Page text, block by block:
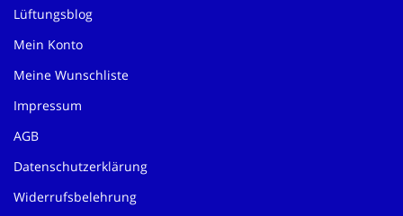
Lüftungsblog
Mein Konto
Meine Wunschliste
Impressum
AGB
Datenschutzerklärung
Widerrufsbelehrung